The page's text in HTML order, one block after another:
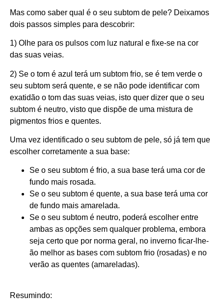
Mas como saber qual é o seu subtom de pele? Deixamos
dois passos simples para descobrir:
1) Olhe para os pulsos com luz natural e fixe-se na cor
das suas veias.
2) Se o tom é azul terá um subtom frio, se é tem verde o
seu subtom será quente, e se não pode identificar com
exatidão o tom das suas veias, isto quer dizer que o seu
subtom é neutro, visto que dispõe de uma mistura de
pigmentos frios e quentes.
Uma vez identificado o seu subtom de pele, só já tem que
escolher corretamente a sua base:
Se o seu subtom é frio, a sua base terá uma cor de
fundo mais rosada.
Se o seu subtom é quente, a sua base terá uma cor
de fundo mais amarelada.
Se o seu subtom é neutro, poderá escolher entre
ambas as opções sem qualquer problema, embora
seja certo que por norma geral, no inverno ficar-lhe-
ão melhor as bases com subtom frio (rosadas) e no
verão as quentes (amareladas).
Resumindo: